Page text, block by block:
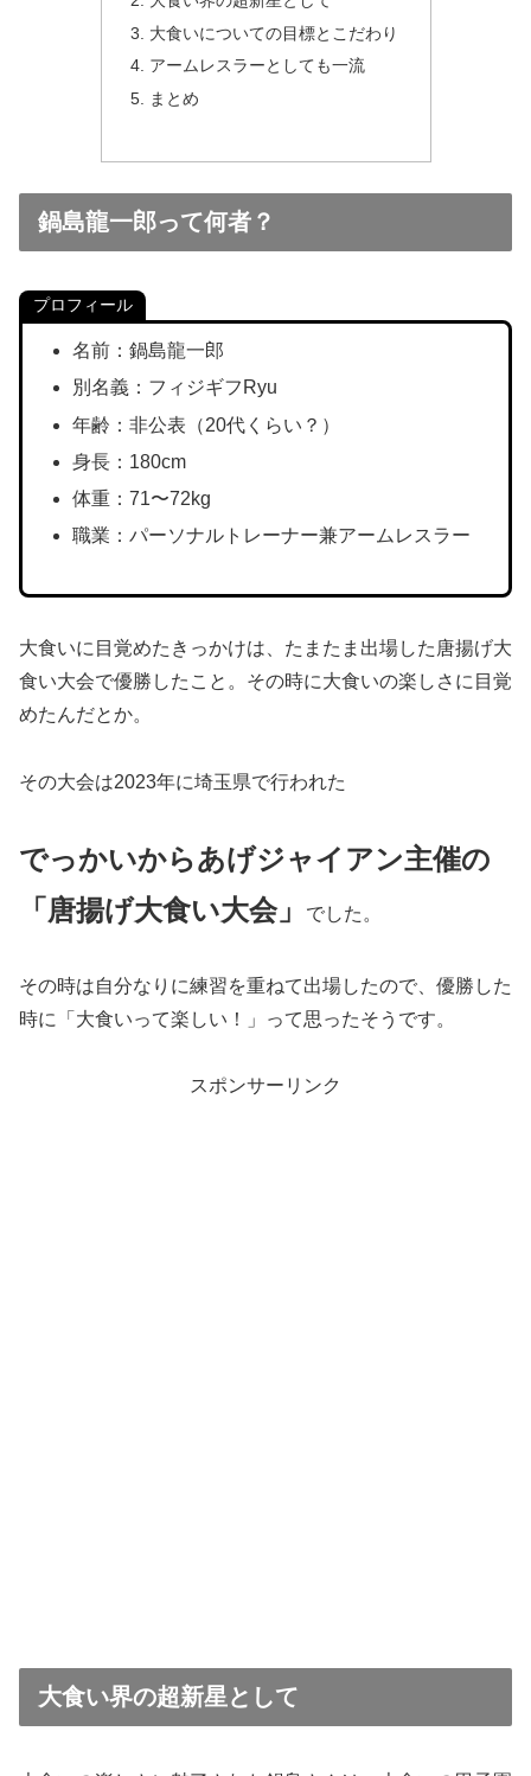
大食いについての目標とこだわり
アームレスラーとしても一流
まとめ
鍋島龍一郎って何者？
プロフィール
名前：鍋島龍一郎
別名義：フィジギフRyu
年齢：非公表（20代くらい？）
身長：180cm
体重：71〜72kg
職業：パーソナルトレーナー兼アームレスラー
大食いに目覚めたきっかけは、たまたま出場した唐揚げ大
食い大会で優勝したこと。その時に大食いの楽しさに目覚
めたんだとか。
その大会は2023年に埼玉県で行われた
でっかいからあげジャイアン主催の
「唐揚げ大食い大会」
でした。
その時は自分なりに練習を重ねて出場したので、優勝した
時に「大食いって楽しい！」って思ったそうです。
スポンサーリンク
大食い界の超新星として